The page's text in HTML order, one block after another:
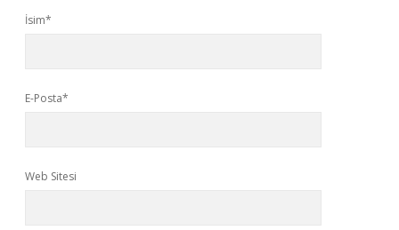
İsim*
E-Posta*
Web Sitesi